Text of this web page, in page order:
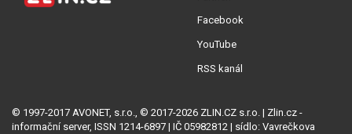
Facebook
YouTube
RSS kanál
© 1997-2017 AVONET, s.r.o., © 2017-2026 ZLIN.CZ s.r.o. | Zlin.cz -
informační server, ISSN 1214-6897 | IČ 05982812 | sídlo: Vavrečkova